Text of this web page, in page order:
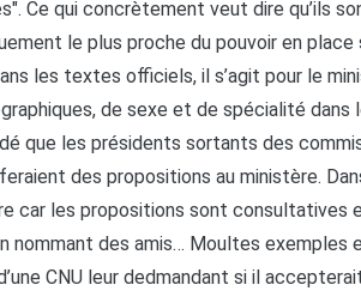
Ce qui concrètement veut dire qu’ils
le plus proche du pouvoir en
les textes officiels, il s’agit pour le
de sexe et de spécialité dans
que les présidents sortants des
des propositions au ministère.
car les propositions sont consultatives
nommant des amis… Moultes exemples
CNU leur dedmandant si il